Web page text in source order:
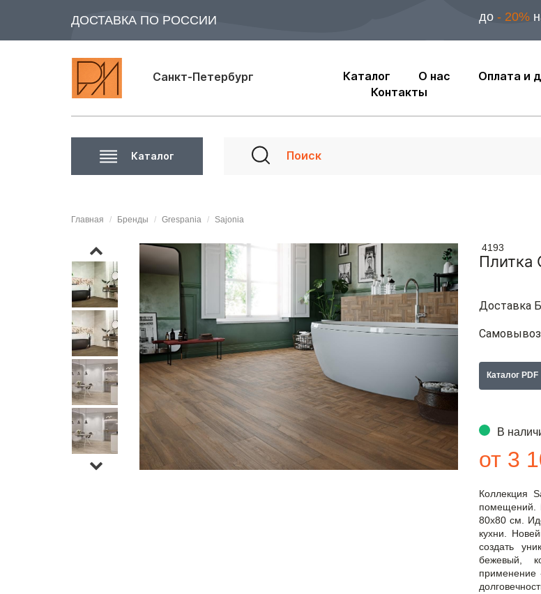
ДОСТАВКА ПО РОССИИ до - 20%
Санкт-Петербург Каталог О нас Оплата и
Контакты
Каталог
Главная Бренды Grespania Sajonia
4193
Плитка
Доставка
Самовывоз
Каталог PDF
В
от 3
Коллекция
помещений.
80x80 см.
кухни.
создать
бежевый,
применение